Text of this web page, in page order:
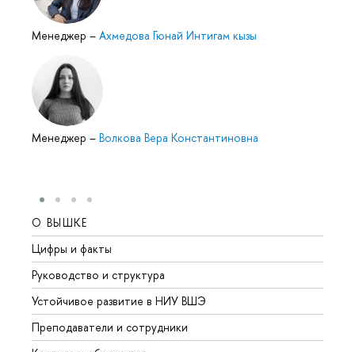
Менеджер – Ахмедова Гюнай Интигам кызы
Менеджер – Волкова Вера Константиновна
О ВЫШКЕ
Цифры и факты
Руководство и структура
Устойчивое развитие в НИУ ВШЭ
Преподаватели и сотрудники